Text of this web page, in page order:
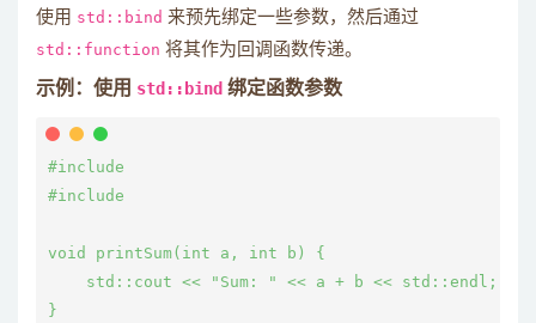
使用 std::bind 来预先绑定一些参数，然后通过
std::function 将其作为回调函数传递。
示例：使用 std::bind 绑定函数参数
#include
#include
void printSum(int a, int b) {
    std::cout << "Sum: " << a + b << std::endl;
}